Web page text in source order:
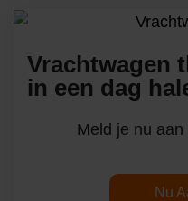
Vrachtwagen
in een dag
Meld je nu
Nu